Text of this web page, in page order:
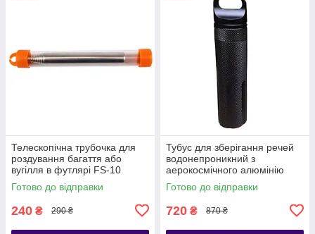
Телескопічна трубочка для
роздування багаття або
вугілля в футлярі FS-10
Готово до відправки
240 ₴ 290 ₴
Тубус для зберігання речей
водонепроникний з
аерокосмічного алюмінію
Gymtop SPB-3, чорний
Готово до відправки
720 ₴ 870 ₴